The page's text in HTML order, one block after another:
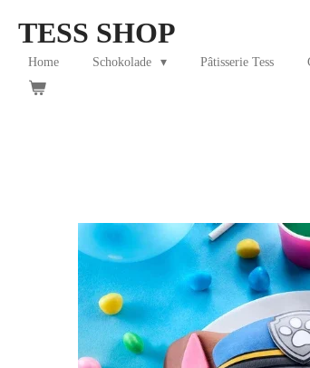
main
content
TESS SHOP
Home Schokolade Pâtisserie Tess